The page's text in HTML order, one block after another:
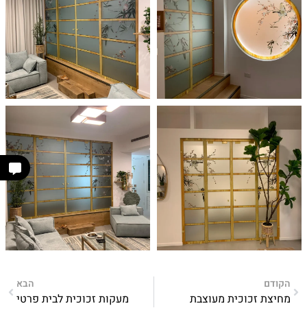
הקודם
מחיצת זכוכית מעוצבת
הבא
מעקות זכוכית לבית פרטי